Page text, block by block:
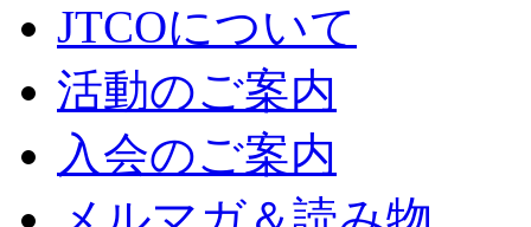
JTCOについて
活動のご案内
入会のご案内